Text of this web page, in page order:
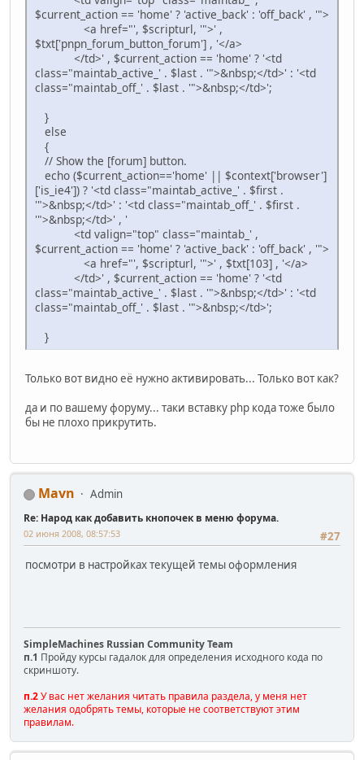
$current_action == 'home' ? 'active_back' : 'off_back' , '">
<a href="', $scripturl, '">' ,
$txt['pnpn_forum_button_forum'] , '</a>
</td>' , $current_action == 'home' ? '<td
class="maintab_active_' . $last . '">&nbsp;</td>' : '<td
class="maintab_off_' . $last . '">&nbsp;</td>';
}
else
{
// Show the [forum] button.
echo ($current_action=='home' || $context['browser']
['is_ie4']) ? '<td class="maintab_active_' . $first .
'">&nbsp;</td>' : '<td class="maintab_off_' . $first .
'">&nbsp;</td>' , '
<td valign="top" class="maintab_' ,
$current_action == 'home' ? 'active_back' : 'off_back' , '">
<a href="', $scripturl, '">' , $txt[103] , '</a>
</td>' , $current_action == 'home' ? '<td
class="maintab_active_' . $last . '">&nbsp;</td>' : '<td
class="maintab_off_' . $last . '">&nbsp;</td>';
}
Только вот видно её нужно активировать... Только вот как?
да и по вашему форуму... таки вставку php кода тоже было
бы не плохо прикрутить.
Mavn Admin
Re: Народ как добавить кнопочек в меню форума.
#27
02 июня 2008, 08:57:53
посмотри в настройках текущей темы оформления
SimpleMachines Russian Community Team
п.1 Пройду курсы гадалок для определения исходного кода по
скриншоту.
п.2У вас нет желания читать правила раздела, у меня нет
желания одобрять темы, которые не соответствуют этим
правилам.